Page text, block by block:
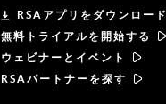
RSAアプリをダウンロード
無料トライアルを開始する
ウェビナーとイベント
RSAパートナーを探す